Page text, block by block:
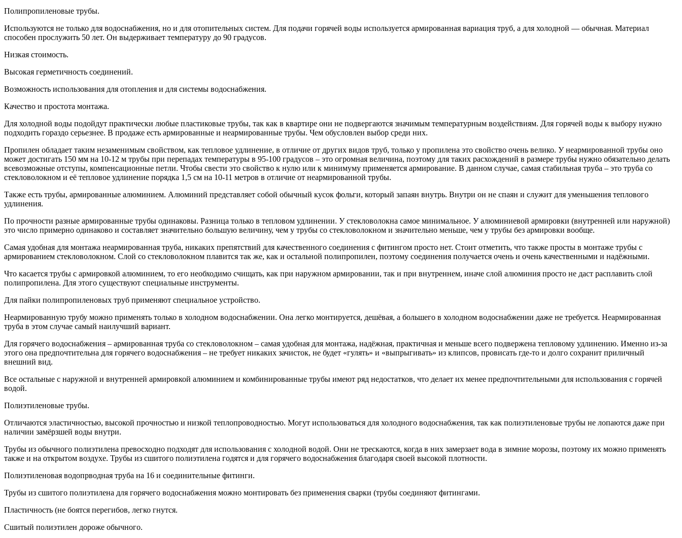
Полипропиленовые трубы.
Используются не только для водоснабжения, но и для отопительных систем. Для подачи горячей воды используется армированная вариация труб, а для холодной — обычная. Материал
способен прослужить 50 лет. Он выдерживает температуру до 90 градусов.
Низкая стоимость.
Высокая герметичность соединений.
Возможность использования для отопления и для системы водоснабжения.
Качество и простота монтажа.
Для холодной воды подойдут практически любые пластиковые трубы, так как в квартире они не подвергаются значимым температурным воздействиям. Для горячей воды к выбору нужно
подходить гораздо серьезнее. В продаже есть армированные и неармированные трубы. Чем обусловлен выбор среди них.
Пропилен обладает таким незаменимым свойством, как тепловое удлинение, в отличие от других видов труб, только у пропилена это свойство очень велико. У неармированной трубы оно
может достигать 150 мм на 10-12 м трубы при перепадах температуры в 95-100 градусов – это огромная величина, поэтому для таких расхождений в размере трубы нужно обязательно делать
всевозможные отступы, компенсационные петли. Чтобы свести это свойство к нулю или к минимуму применяется армирование. В данном случае, самая стабильная труба – это труба со
стекловолокном и её тепловое удлинение порядка 1,5 см на 10-11 метров в отличие от неармированной трубы.
Также есть трубы, армированные алюминием. Алюминий представляет собой обычный кусок фольги, который запаян внутрь. Внутри он не спаян и служит для уменьшения теплового
удлинения.
По прочности разные армированные трубы одинаковы. Разница только в тепловом удлинении. У стекловолокна самое минимальное. У алюминиевой армировки (внутренней или наружной)
это число примерно одинаково и составляет значительно большую величину, чем у трубы со стекловолокном и значительно меньше, чем у трубы без армировки вообще.
Самая удобная для монтажа неармированная труба, никаких препятствий для качественного соединения с фитингом просто нет. Стоит отметить, что также просты в монтаже трубы с
армированием стекловолокном. Слой со стекловолокном плавится так же, как и остальной полипропилен, поэтому соединения получается очень и очень качественными и надёжными.
Что касается трубы с армировкой алюминием, то его необходимо счищать, как при наружном армировании, так и при внутреннем, иначе слой алюминия просто не даст расплавить слой
полипропилена. Для этого существуют специальные инструменты.
Для пайки полипропиленовых труб применяют специальное устройство.
Неармированную трубу можно применять только в холодном водоснабжении. Она легко монтируется, дешёвая, а большего в холодном водоснабжении даже не требуется. Неармированная
труба в этом случае самый наилучший вариант.
Для горячего водоснабжения – армированная труба со стекловолокном – самая удобная для монтажа, надёжная, практичная и меньше всего подвержена тепловому удлинению. Именно из-за
этого она предпочтительна для горячего водоснабжения – не требует никаких зачисток, не будет «гулять» и «выпрыгивать» из клипсов, провисать где-то и долго сохранит приличный
внешний вид.
Все остальные с наружной и внутренней армировкой алюминием и комбинированные трубы имеют ряд недостатков, что делает их менее предпочтительными для использования с горячей
водой.
Полиэтиленовые трубы.
Отличаются эластичностью, высокой прочностью и низкой теплопроводностью. Могут использоваться для холодного водоснабжения, так как полиэтиленовые трубы не лопаются даже при
наличии замёрзшей воды внутри.
Трубы из обычного полиэтилена превосходно подходят для использования с холодной водой. Они не трескаются, когда в них замерзает вода в зимние морозы, поэтому их можно применять
также и на открытом воздухе. Трубы из сшитого полиэтилена годятся и для горячего водоснабжения благодаря своей высокой плотности.
Полиэтиленовая водопрводная труба на 16 и соединительные фитинги.
Трубы из сшитого полиэтилена для горячего водоснабжения можно монтировать без применения сварки (трубы соединяют фитингами.
Пластичность (не боятся перегибов, легко гнутся.
Сшитый полиэтилен дороже обычного.